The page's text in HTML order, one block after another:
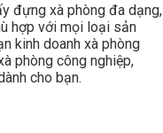
đựng xà phòng đa dạng,
hợp với mọi loại sản
kinh doanh xà phòng
phòng công nghiệp,
cho bạn.